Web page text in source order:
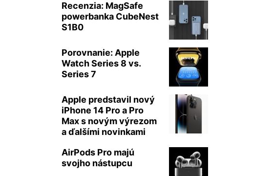
Recenzia: MagSafe
powerbanka CubeNest
S1B0
Porovnanie: Apple
Watch Series 8 vs.
Series 7
Apple predstavil nový
iPhone 14 Pro a Pro
Max s novým výrezom
a ďalšími novinkami
AirPods Pro majú
svojho nástupcu